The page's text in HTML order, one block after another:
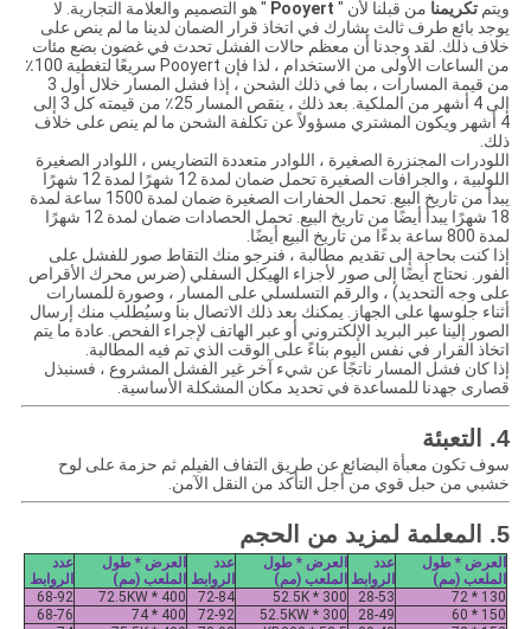
ويتم تكريمنا من قبلنا لأن " Pooyert " هو التصميم والعلامة التجارية. لا
يوجد بائع طرف ثالث يشارك في اتخاذ قرار الضمان لدينا ما لم ينص على
خلاف ذلك. لقد وجدنا أن معظم حالات الفشل تحدث في غضون بضع مئات
من الساعات الأولى من الاستخدام ، لذا فإن Pooyert سريعًا لتغطية 100٪
من قيمة المسارات ، بما في ذلك الشحن ، إذا فشل المسار خلال أول 3
إلى 4 أشهر من الملكية. بعد ذلك ، ينقص المسار 25٪ من قيمته كل 3 إلى
4 أشهر ويكون المشتري مسؤولاً عن تكلفة الشحن ما لم ينص على خلاف
ذلك.
اللودرات المجنزرة الصغيرة ، اللوادر متعددة التضاريس ، اللوادر الصغيرة
اللولبية ، والجرافات الصغيرة تحمل ضمان لمدة 12 شهرًا لمدة 12 شهرًا
يبدأ من تاريخ البيع. تحمل الحفارات الصغيرة ضمان لمدة 1500 ساعة لمدة
18 شهرًا يبدأ أيضًا من تاريخ البيع. تحمل الحصادات ضمان لمدة 12 شهرًا
لمدة 800 ساعة بدءًا من تاريخ البيع أيضًا.
إذا كنت بحاجة إلى تقديم مطالبة ، فنرجو منك التقاط صور للفشل على
الفور. نحتاج أيضًا إلى صور لأجزاء الهيكل السفلي (ضرس محرك الأقراص
على وجه التحديد) ، والرقم التسلسلي على المسار ، وصورة للمسارات
أثناء جلوسها على الجهاز. يمكنك بعد ذلك الاتصال بنا وسيُطلب منك إرسال
الصور إلينا عبر البريد الإلكتروني أو عبر الهاتف لإجراء الفحص. عادة ما يتم
اتخاذ القرار في نفس اليوم بناءً على الوقت الذي تم فيه المطالبة.
إذا كان فشل المسار ناتجًا عن شيء آخر غير الفشل المشروع ، فسنبذل
قصارى جهدنا للمساعدة في تحديد مكان المشكلة الأساسية.
4. التعبئة
سوف تكون معبأة البضائع عن طريق التفاف الفيلم ثم حزمة على لوح
خشبي من حبل قوي من أجل التأكد من النقل الآمن.
5. المعلمة لمزيد من الحجم
العرض * طول
الملعب (مم)
عدد
الروابط
العرض * طول
الملعب (مم)
عدد
الروابط
العرض * طول
الملعب (مم)
عدد
الروابط
130 * 72
28-53
300 * 52.5K
72-84
400 * 72.5KW
68-92
150 * 60
28-49
300 * 52.5KW
72-92
400 * 74
68-76